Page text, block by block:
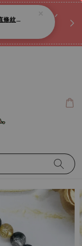
ꕀ♡ 私訊我們.ᐟ.ᐟ
去